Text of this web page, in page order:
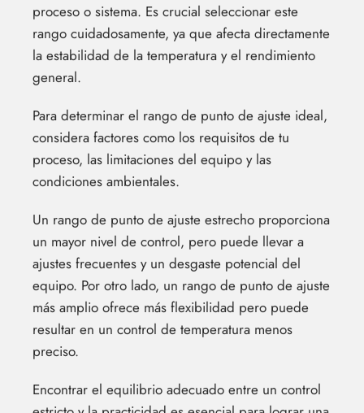
proceso o sistema. Es crucial seleccionar este
rango cuidadosamente, ya que afecta directamente
la estabilidad de la temperatura y el rendimiento
general.
Para determinar el rango de punto de ajuste ideal,
considera factores como los requisitos de tu
proceso, las limitaciones del equipo y las
condiciones ambientales.
Un rango de punto de ajuste estrecho proporciona
un mayor nivel de control, pero puede llevar a
ajustes frecuentes y un desgaste potencial del
equipo. Por otro lado, un rango de punto de ajuste
más amplio ofrece más flexibilidad pero puede
resultar en un control de temperatura menos
preciso.
Encontrar el equilibrio adecuado entre un control